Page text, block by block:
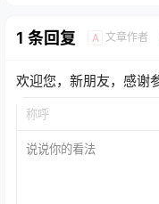
1 条回复 A 文章作者
欢迎您，新朋友，感谢